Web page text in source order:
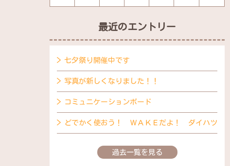
最近のエントリー
七夕祭り開催中です
写真が新しくなりました！！
コミュニケーションボード
どでかく使おう！ ＷＡＫＥだよ！ ダイハツ
過去一覧を見る